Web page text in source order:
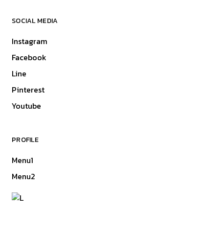
SOCIAL MEDIA
Instagram
Facebook
Line
Pinterest
Youtube
PROFILE
Menu1
Menu2